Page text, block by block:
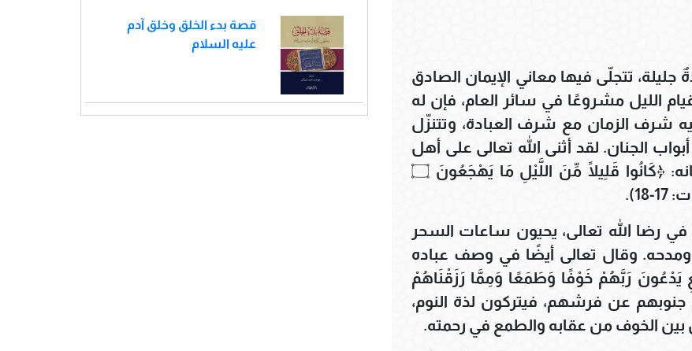
تتجلّى فيها معاني الإيمان الصادق
الليل مشروعًا في سائر العام، فإن له
شرف الزمان مع شرف العبادة، وتتنزّل
الجنان. لقد أثنى الله تعالى على أهل
قيام الليل في كتابه الكريم، فقال سبحانه: ﴿كَانُوا قَلِيلًا مِّنَ اللَّيْلِ مَا يَهْجَعُونَ ۝
رضا الله تعالى، يحيون ساعات السحر
ومدحه. وقال تعالى أيضًا في وصف عباده
يَدْعُونَ رَبَّهُمْ خَوْفًا وَطَمَعًا وَمِمَّا رَزَقْنَاهُمْ
16). أي ترتفع جنوبهم عن فرشهم، فيتركون لذة النوم،
الخوف من عقابه والطمع في رحمته.
قصة بدء الخلق وخلق آدم
عليه السلام